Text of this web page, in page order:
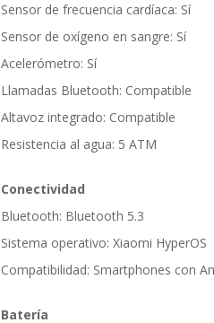
Sensor de frecuencia cardíaca: Sí
Sensor de oxígeno en sangre: Sí
Acelerómetro: Sí
Llamadas Bluetooth: Compatible
Altavoz integrado: Compatible
Resistencia al agua: 5 ATM
Conectividad
Bluetooth: Bluetooth 5.3
Sistema operativo: Xiaomi HyperOS
Compatibilidad: Smartphones con
Batería